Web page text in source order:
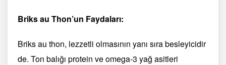
Briks au Thon’un Faydaları:
Briks au thon, lezzetli olmasının yanı sıra besleyicidir
de. Ton balığı protein ve omega-3 yağ asitleri